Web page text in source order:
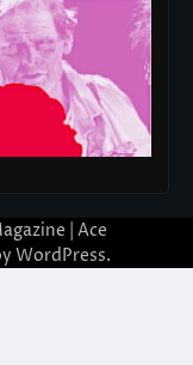
| Ace
WordPress.